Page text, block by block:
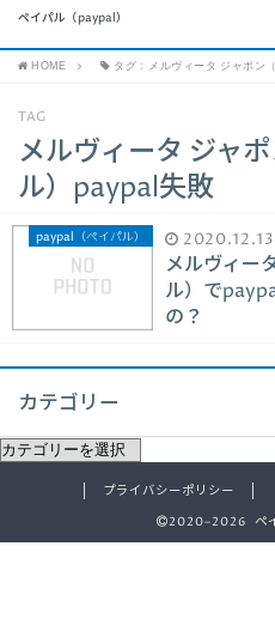
ペイパル（paypal）
HOME タグ : メルヴィータ ジャポン
TAG
メルヴィータ ジャ
ル）paypal失敗
paypal（ペイパル） 2020.12.13
メルヴィー
ル）で
の？
カテゴリー
プライバシーポリシー
2020–2026 ペ